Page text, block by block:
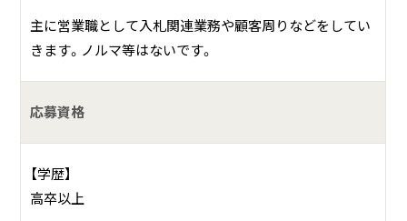
主に営業職として入札関連業務や顧客周りなどをしてい
きます。ノルマ等はないです。
応募資格
【学歴】
高卒以上